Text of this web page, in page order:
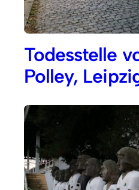
Todesstelle
Polley,